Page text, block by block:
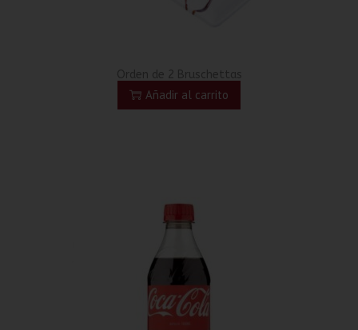
Añadir al carrito